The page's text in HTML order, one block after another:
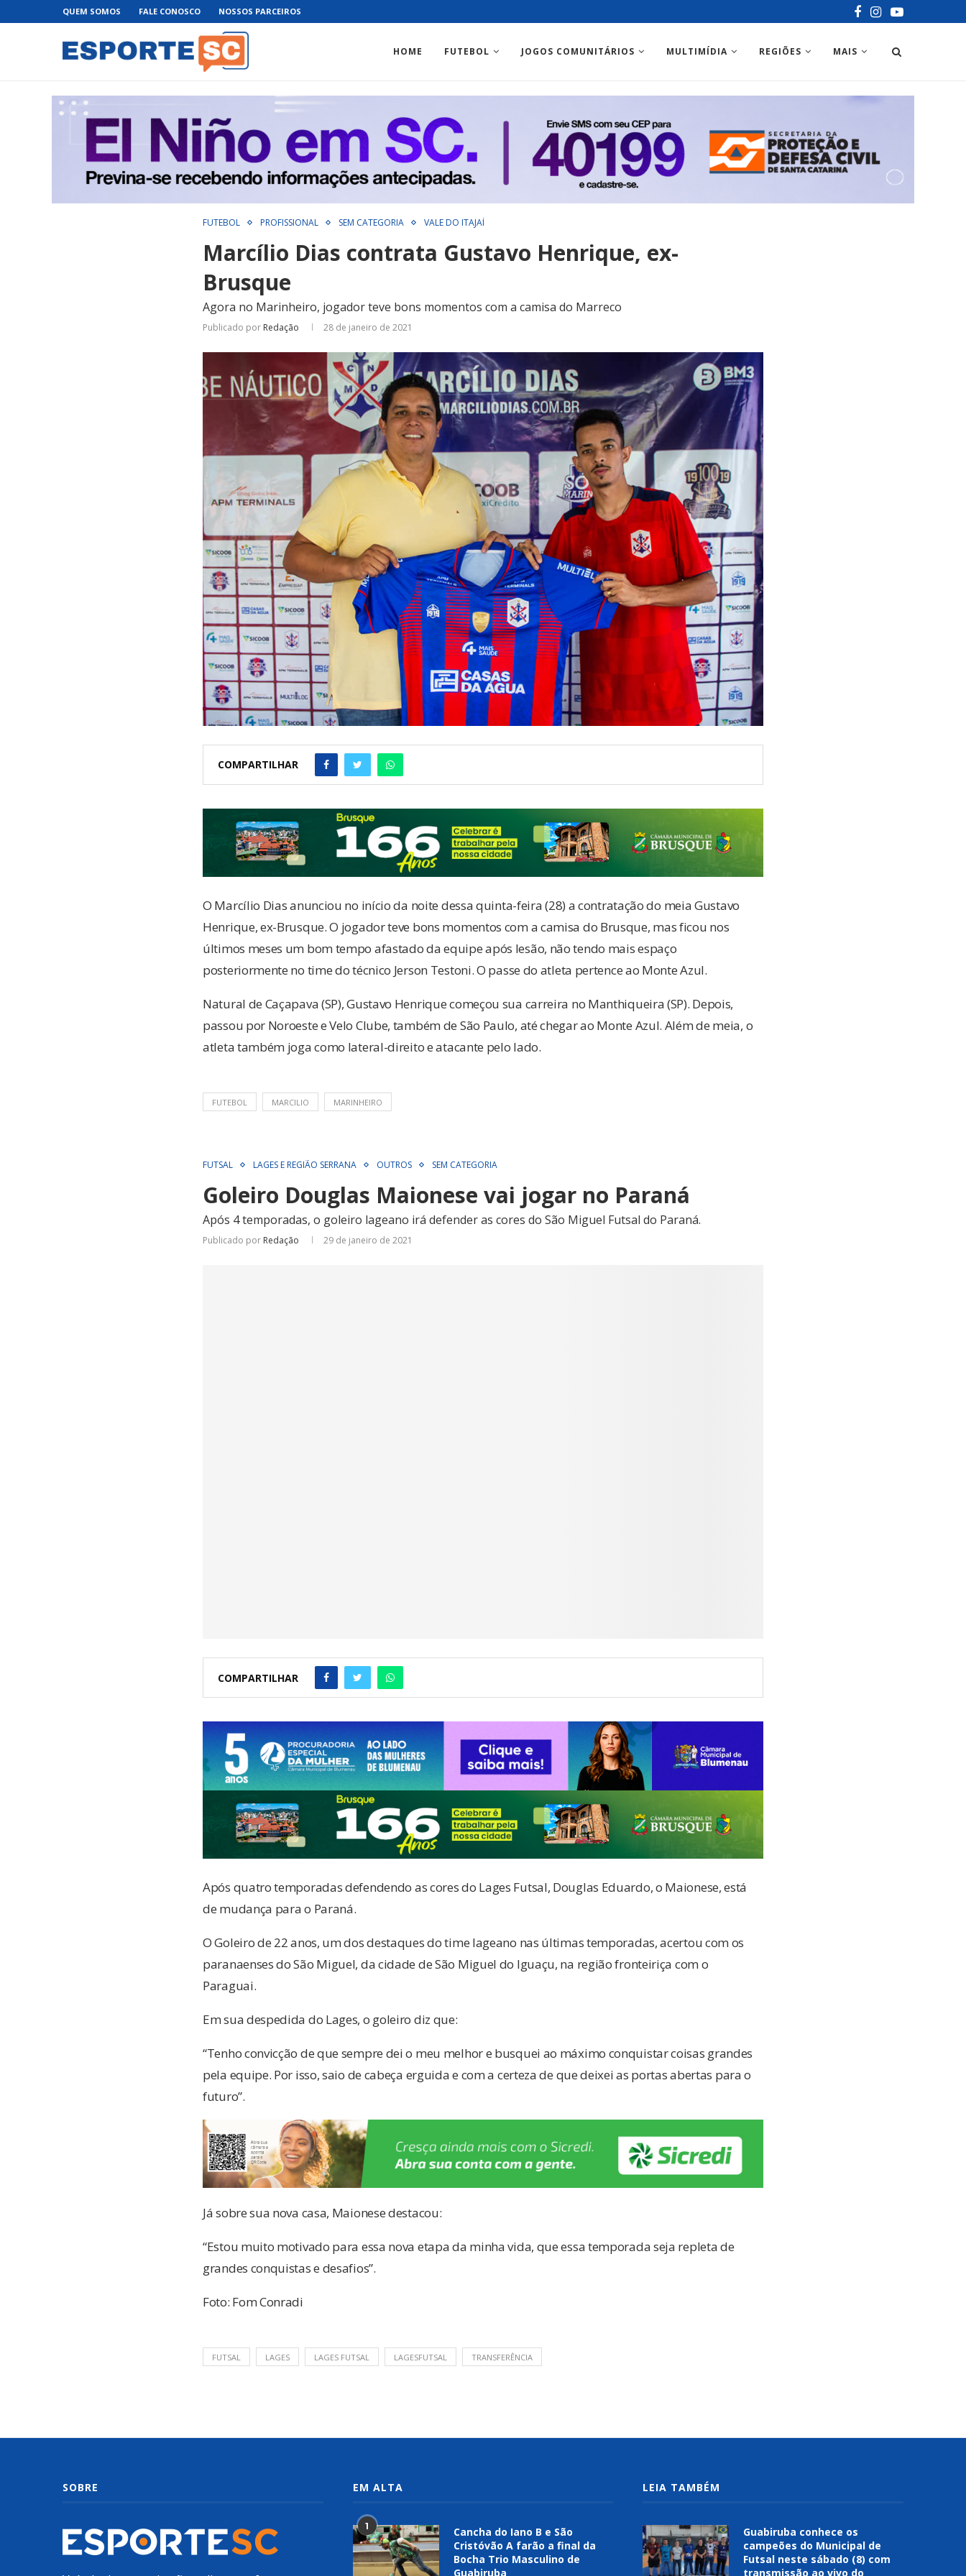
QUEM SOMOS FALE CONOSCO NOSSOS PARCEIROS
HOME FUTEBOL JOGOS COMUNITÁRIOS MULTIMÍDIA REGIÕES MAIS
FUTEBOL PROFISSIONAL SEM CATEGORIA VALE DO ITAJAÍ
Marcílio Dias contrata Gustavo Henrique, ex-
Brusque
Agora no Marinheiro, jogador teve bons momentos com a camisa do Marreco
Publicado por Redação 28 de janeiro de 2021
COMPARTILHAR
O Marcílio Dias anunciou no início da noite dessa quinta-feira (28) a contratação do meia Gustavo
Henrique, ex-Brusque. O jogador teve bons momentos com a camisa do Brusque, mas ficou nos
últimos meses um bom tempo afastado da equipe após lesão, não tendo mais espaço
posteriormente no time do técnico Jerson Testoni. O passe do atleta pertence ao Monte Azul.
Natural de Caçapava (SP), Gustavo Henrique começou sua carreira no Manthiqueira (SP). Depois,
passou por Noroeste e Velo Clube, também de São Paulo, até chegar ao Monte Azul. Além de meia, o
atleta também joga como lateral-direito e atacante pelo lado.
FUTEBOL MARCILIO MARINHEIRO
FUTSAL LAGES E REGIÃO SERRANA OUTROS SEM CATEGORIA
Goleiro Douglas Maionese vai jogar no Paraná
Após 4 temporadas, o goleiro lageano irá defender as cores do São Miguel Futsal do Paraná.
Publicado por Redação 29 de janeiro de 2021
COMPARTILHAR
Após quatro temporadas defendendo as cores do Lages Futsal, Douglas Eduardo, o Maionese, está
de mudança para o Paraná.
O Goleiro de 22 anos, um dos destaques do time lageano nas últimas temporadas, acertou com os
paranaenses do São Miguel, da cidade de São Miguel do Iguaçu, na região fronteiriça com o
Paraguai.
Em sua despedida do Lages, o goleiro diz que:
“Tenho convicção de que sempre dei o meu melhor e busquei ao máximo conquistar coisas grandes
pela equipe. Por isso, saio de cabeça erguida e com a certeza de que deixei as portas abertas para o
futuro”.
Já sobre sua nova casa, Maionese destacou:
“Estou muito motivado para essa nova etapa da minha vida, que essa temporada seja repleta de
grandes conquistas e desafios”.
Foto: Fom Conradi
FUTSAL LAGES LAGES FUTSAL LAGESFUTSAL TRANSFERÊNCIA
SOBRE EM ALTA
1
Cancha do Iano B e São
Cristóvão A farão a final da
Bocha Trio Masculino de
Guabiruba
LEIA TAMBÉM
Guabiruba conhece os
campeões do Municipal de
Futsal neste sábado (8) com
transmissão ao vivo do